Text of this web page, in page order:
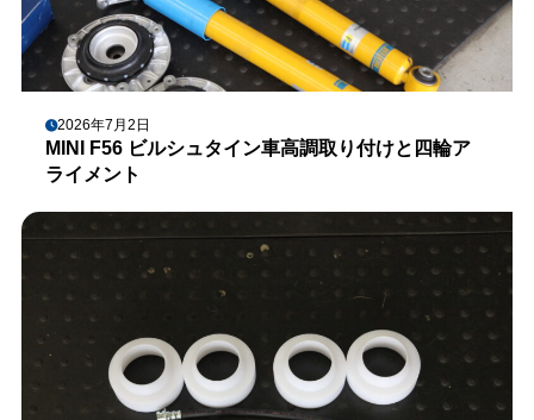
2026年7月2日
MINI F56 ビルシュタイン車高調取り付けと四輪ア
ライメント